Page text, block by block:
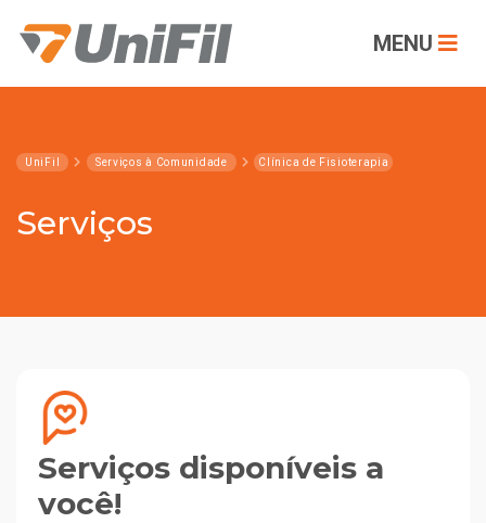
MENU
UniFil Serviços à Comunidade Clínica de Fisioterapia
Serviços
Serviços disponíveis a
você!